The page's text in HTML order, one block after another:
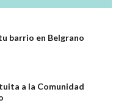
barrio en Belgrano
a la Comunidad